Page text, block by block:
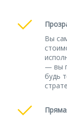
Вы
— вы
будь